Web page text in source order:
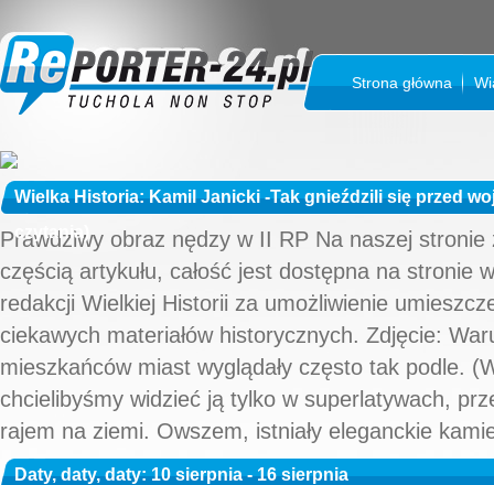
Strona główna
Wielka Historia: Kamil Janicki -Tak gnieździli się przed
czytania)
Prawdziwy obraz nędzy w II RP Na naszej
częścią artykułu, całość jest dostępna na stronie
redakcji Wielkiej Historii za umożliwienie
ciekawych materiałów historycznych. Zdjęcie:
mieszkańców miast wyglądały często tak podle.
chcielibyśmy widzieć ją tylko w superlatywach,
rajem na ziemi. Owszem, istniały eleganckie
Daty, daty, daty: 10 sierpnia - 16 sierpnia